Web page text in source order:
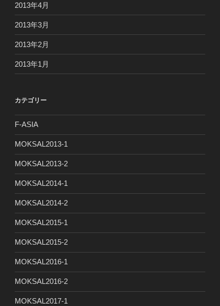
2013年4月
2013年3月
2013年2月
2013年1月
カテゴリー
F-ASIA
MOKSAL2013-1
MOKSAL2013-2
MOKSAL2014-1
MOKSAL2014-2
MOKSAL2015-1
MOKSAL2015-2
MOKSAL2016-1
MOKSAL2016-2
MOKSAL2017-1